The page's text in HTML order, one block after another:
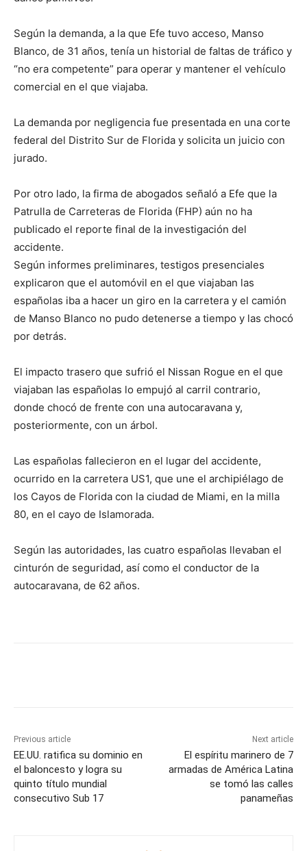
Según la demanda, a la que Efe tuvo acceso, Manso
Blanco, de 31 años, tenía un historial de faltas de tráfico y
“no era competente” para operar y mantener el vehículo
comercial en el que viajaba.
La demanda por negligencia fue presentada en una corte
federal del Distrito Sur de Florida y solicita un juicio con
jurado.
Por otro lado, la firma de abogados señaló a Efe que la
Patrulla de Carreteras de Florida (FHP) aún no ha
publicado el reporte final de la investigación del
accidente.
Según informes preliminares, testigos presenciales
explicaron que el automóvil en el que viajaban las
españolas iba a hacer un giro en la carretera y el camión
de Manso Blanco no pudo detenerse a tiempo y las chocó
por detrás.
El impacto trasero que sufrió el Nissan Rogue en el que
viajaban las españolas lo empujó al carril contrario,
donde chocó de frente con una autocaravana y,
posteriormente, con un árbol.
Las españolas fallecieron en el lugar del accidente,
ocurrido en la carretera US1, que une el archipiélago de
los Cayos de Florida con la ciudad de Miami, en la milla
80, en el cayo de Islamorada.
Según las autoridades, las cuatro españolas llevaban el
cinturón de seguridad, así como el conductor de la
autocaravana, de 62 años.
Previous article
EE.UU. ratifica su dominio en
el baloncesto y logra su
quinto título mundial
consecutivo Sub 17
Next article
El espíritu marinero de 7
armadas de América Latina
se tomó las calles
panameñas